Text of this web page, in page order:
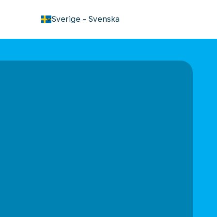
Sverige - Svenska
keyboard_arrow_down